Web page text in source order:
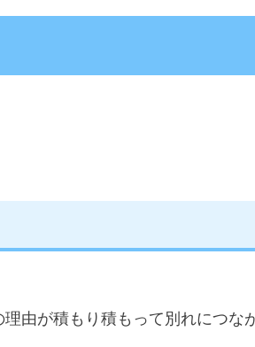
由が積もり積もって別れにつな